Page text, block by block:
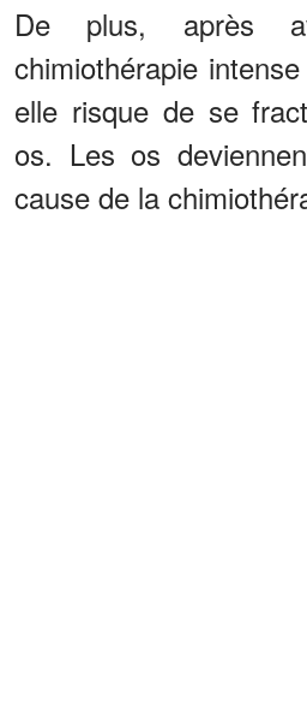
De plus, après
chimiothérapie
elle risque de se
os. Les os
cause de la